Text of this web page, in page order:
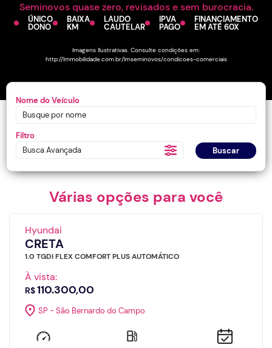
Seminovos quase zero, revisados e sem burocracia.
ÚNICO
DONO
BAIXA
KM
LAUDO
CAUTELAR
IPVA
PAGO
FINANCIAMENTO
EM ATÉ 60X
Imagens Ilustrativas. Consulte condições em:
http://lmmobilidade.com.br/lmseminovos/condicoes-comerciais
Nome do Veículo
Filtro
Busca Avançada
Buscar
Várias opções para você
Hyundai
CRETA
1.0 TGDI FLEX COMFORT PLUS AUTOMÁTICO
À vista:
R$110.300,00
SP - São Bernardo do Campo